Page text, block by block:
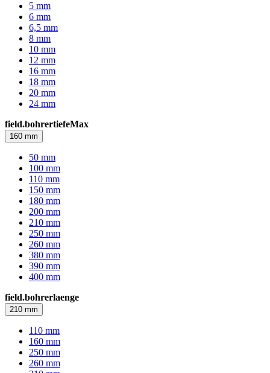
5 mm
6 mm
6,5 mm
8 mm
10 mm
12 mm
16 mm
18 mm
20 mm
24 mm
field.bohrertiefeMax
160 mm
50 mm
100 mm
110 mm
150 mm
180 mm
200 mm
210 mm
250 mm
260 mm
380 mm
390 mm
400 mm
field.bohrerlaenge
210 mm
110 mm
160 mm
250 mm
260 mm